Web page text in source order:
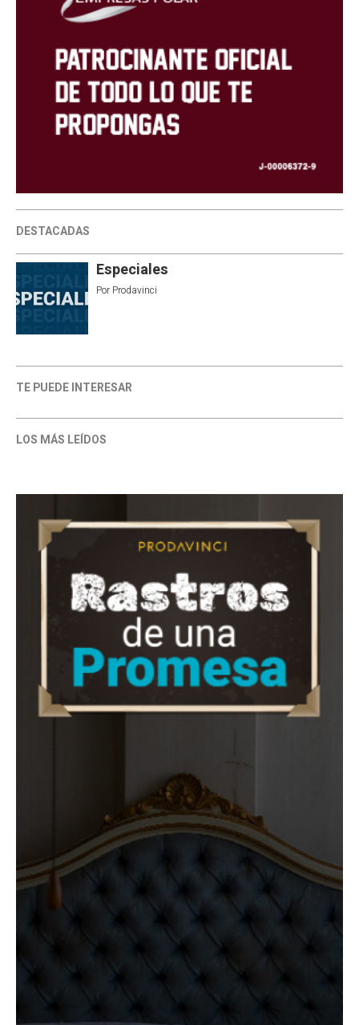
DESTACADAS
Especiales
Por Prodavinci
TE PUEDE INTERESAR
LOS MÁS LEÍDOS